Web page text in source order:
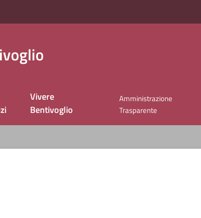
Vivere
Bentivoglio
Amministrazione
Trasparente